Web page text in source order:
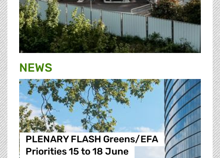
NEWS
PLENARY FLASH Greens/EFA
Priorities 15 to 18 June